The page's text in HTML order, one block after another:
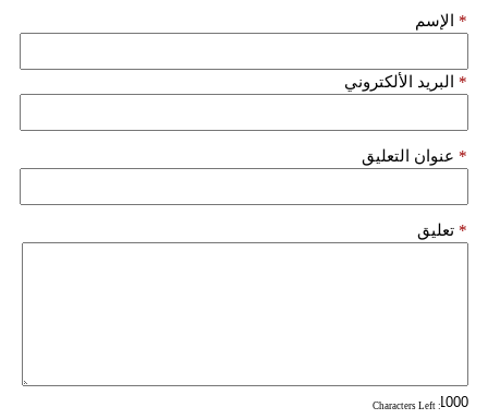
الإسم *
البريد الألكتروني *
عنوان التعليق *
تعليق *
: Characters Left